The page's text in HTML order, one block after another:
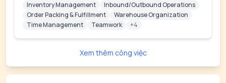
Inventory Management
Inbound/Outbound Operations
Order Packing & Fulfillment
Warehouse Organization
Time Management
Teamwork +4
Xem thêm công việc